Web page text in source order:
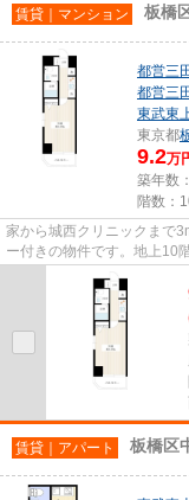
賃貸｜マンション 板橋
都営三
都営三
東武東
東京都
9.2万
築年数
階数：
家から城西クリニックまで
ー付きの物件です。地上10
賃貸｜アパート 板橋区